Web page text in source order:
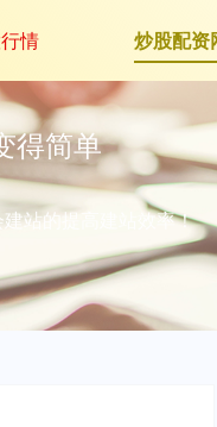
情 炒股配资
得简单
站的提高建站效率！